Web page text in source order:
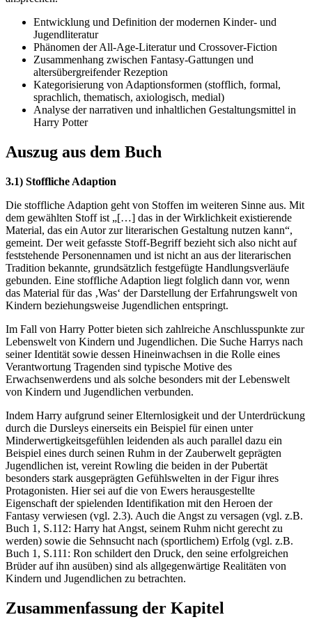
Entwicklung und Definition der modernen Kinder- und
Jugendliteratur
Phänomen der All-Age-Literatur und Crossover-Fiction
Zusammenhang zwischen Fantasy-Gattungen und
altersübergreifender Rezeption
Kategorisierung von Adaptionsformen (stofflich, formal,
sprachlich, thematisch, axiologisch, medial)
Analyse der narrativen und inhaltlichen Gestaltungsmittel in
Harry Potter
Auszug aus dem Buch
3.1) Stoffliche Adaption
Die stoffliche Adaption geht von Stoffen im weiteren Sinne aus. Mit
dem gewählten Stoff ist „[…] das in der Wirklichkeit existierende
Material, das ein Autor zur literarischen Gestaltung nutzen kann“,
gemeint. Der weit gefasste Stoff-Begriff bezieht sich also nicht auf
feststehende Personennamen und ist nicht an aus der literarischen
Tradition bekannte, grundsätzlich festgefügte Handlungsverläufe
gebunden. Eine stoffliche Adaption liegt folglich dann vor, wenn
das Material für das ‚Was‘ der Darstellung der Erfahrungswelt von
Kindern beziehungsweise Jugendlichen entspringt.
Im Fall von Harry Potter bieten sich zahlreiche Anschlusspunkte zur
Lebenswelt von Kindern und Jugendlichen. Die Suche Harrys nach
seiner Identität sowie dessen Hineinwachsen in die Rolle eines
Verantwortung Tragenden sind typische Motive des
Erwachsenwerdens und als solche besonders mit der Lebenswelt
von Kindern und Jugendlichen verbunden.
Indem Harry aufgrund seiner Elternlosigkeit und der Unterdrückung
durch die Dursleys einerseits ein Beispiel für einen unter
Minderwertigkeitsgefühlen leidenden als auch parallel dazu ein
Beispiel eines durch seinen Ruhm in der Zauberwelt geprägten
Jugendlichen ist, vereint Rowling die beiden in der Pubertät
besonders stark ausgeprägten Gefühlswelten in der Figur ihres
Protagonisten. Hier sei auf die von Ewers herausgestellte
Eigenschaft der spielenden Identifikation mit den Heroen der
Fantasy verwiesen (vgl. 2.3). Auch die Angst zu versagen (vgl. z.B.
Buch 1, S.112: Harry hat Angst, seinem Ruhm nicht gerecht zu
werden) sowie die Sehnsucht nach (sportlichem) Erfolg (vgl. z.B.
Buch 1, S.111: Ron schildert den Druck, den seine erfolgreichen
Brüder auf ihn ausüben) sind als allgegenwärtige Realitäten von
Kindern und Jugendlichen zu betrachten.
Zusammenfassung der Kapitel